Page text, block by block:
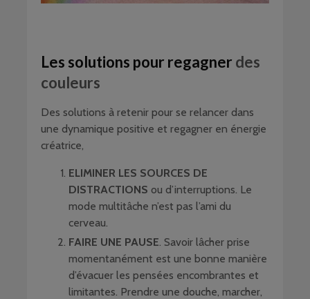
Les solutions pour regagner des
couleurs
Des solutions à retenir pour se relancer dans
une dynamique positive et regagner en énergie
créatrice,
ELIMINER LES SOURCES DE
DISTRACTIONS ou d’interruptions. Le
mode multitâche n’est pas l’ami du
cerveau.
FAIRE UNE PAUSE. Savoir lâcher prise
momentanément est une bonne manière
d’évacuer les pensées encombrantes et
limitantes. Prendre une douche, marcher,